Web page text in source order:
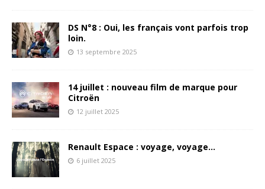
DS N°8 : Oui, les français vont parfois trop
loin.
13 septembre 2025
14 juillet : nouveau film de marque pour
Citroën
12 juillet 2025
Renault Espace : voyage, voyage…
6 juillet 2025